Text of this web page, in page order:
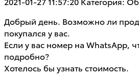
Добрый день. Возможно ли
покупался у вас.
Если у вас номер на WhatsApp,
подробно?
Хотелось бы узнать стоимость.